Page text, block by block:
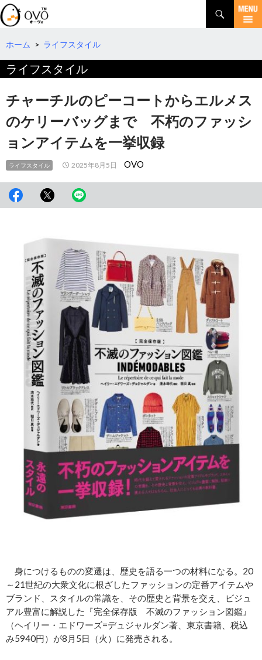
検
索
コ
テ
ツ
へ
ホーム > ライフスタイル
ライフスタイル
チャーチルのピーコートからエルメス
のケリーバッグまで 不朽のファッシ
ョンアイテムを一挙収録
ライフスタイル 2025年8月5日 OVO
身につけるものの変遷は、歴史を語る一つの材料になる。20
～21世紀の大衆文化に根ざしたファッションの定番アイテムや
ブランド、スタイルの常識を、その歴史と背景を交え、ビジュ
アル豊富に解説した『完全保存版 不滅のファッション図鑑』
（ヘイリー・エドワーズ=デュジャルダン著、東京書籍、税込
み5940円）が8月5日（火）に発売される。